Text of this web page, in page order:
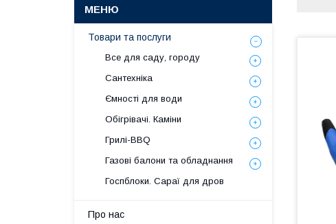
Товари та послуги
Все для саду, городу
Сантехніка
Ємності для води
Обігрівачі. Каміни
Грилі-BBQ
Газові балони та обладнання
Госпблоки. Сараї для дров
Про нас